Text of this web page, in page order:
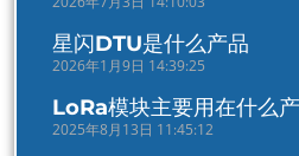
星闪DTU是什么产品
2026年1月9日 14:39:25
LoRa模块主要用在什么
2025年8月13日 11:45:12